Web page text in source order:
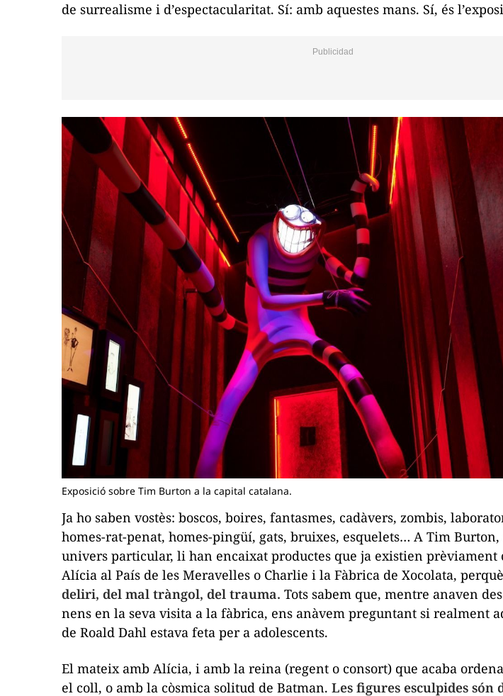
de surrealisme i d’espectacularitat. Sí: amb aquestes mans. Sí, és
Exposició sobre Tim Burton a la capital catalana.
Ja ho saben vostès: boscos, boires, fantasmes, cadàvers, zombis,
homes-rat-penat, homes-pingüí, gats, bruixes, esquelets… A Tim Burton,
univers particular, li han encaixat productes que ja existien prèviament
Alícia al País de les Meravelles o Charlie i la Fàbrica de Xocolata, perquè
deliri, del mal tràngol, del trauma. Tots sabem que, mentre anaven
nens en la seva visita a la fàbrica, ens anàvem preguntant si realment
de Roald Dahl estava feta per a adolescents.
El mateix amb Alícia, i amb la reina (regent o consort) que acaba
el coll, o amb la còsmica solitud de Batman. Les figures esculpides són